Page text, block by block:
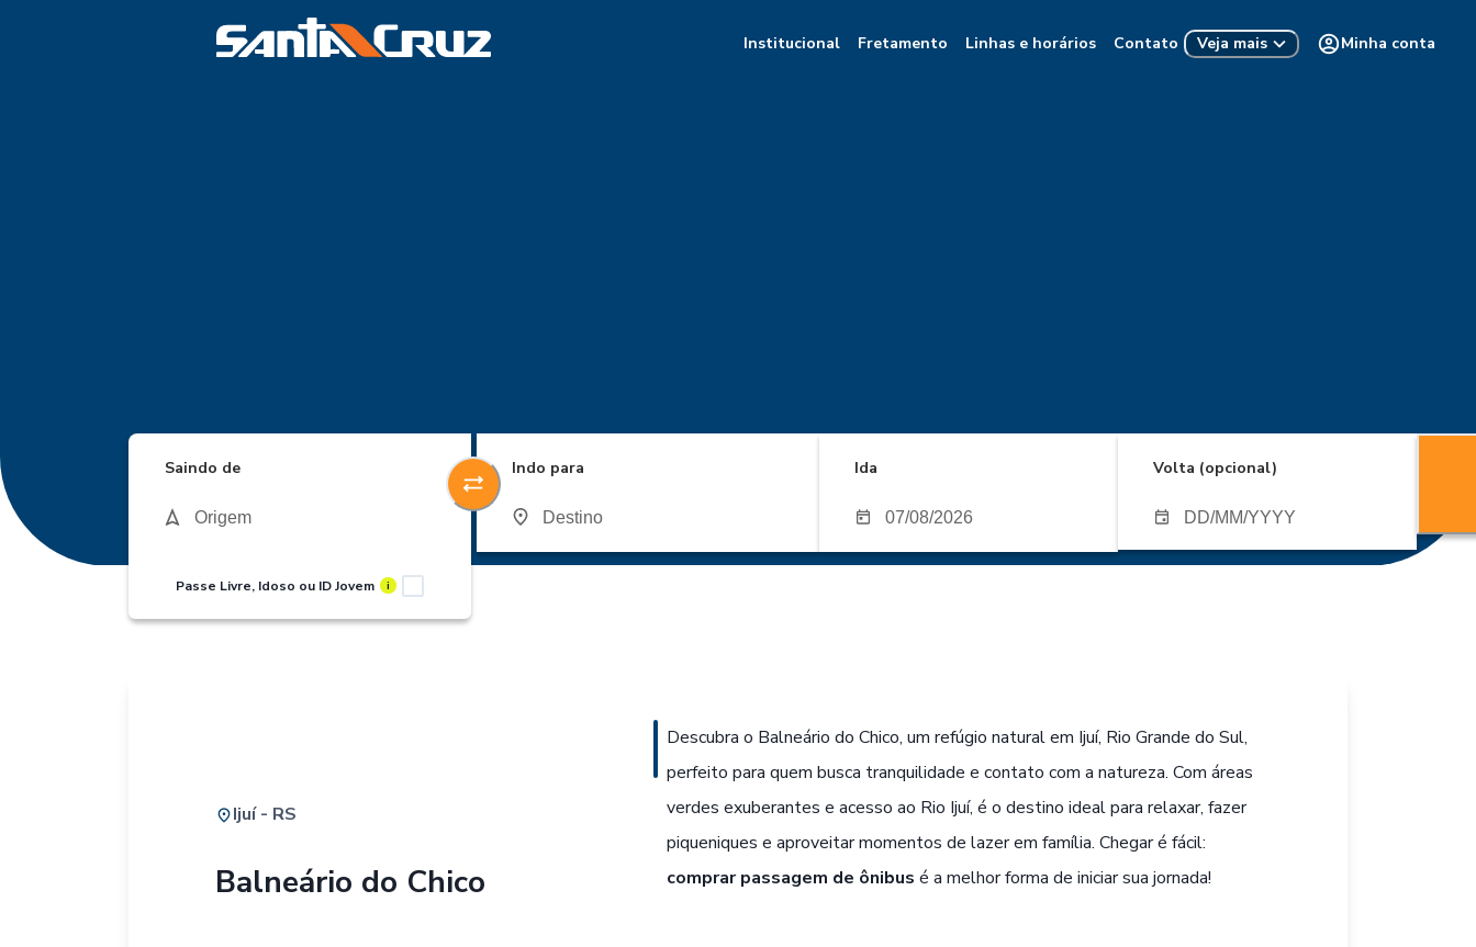
Institucional Fretamento Linhas e horários Contato Veja mais Minha conta
Saindo de
Passe Livre, Idoso ou ID Jovem i
Indo para Ida Volta (opcional)
Ijuí - RS
Balneário do Chico
Descubra o Balneário do Chico, um refúgio natural em Ijuí, Rio Grande do Sul,
perfeito para quem busca tranquilidade e contato com a natureza. Com áreas
verdes exuberantes e acesso ao Rio Ijuí, é o destino ideal para relaxar, fazer
piqueniques e aproveitar momentos de lazer em família. Chegar é fácil:
comprar passagem de ônibus é a melhor forma de iniciar sua jornada!